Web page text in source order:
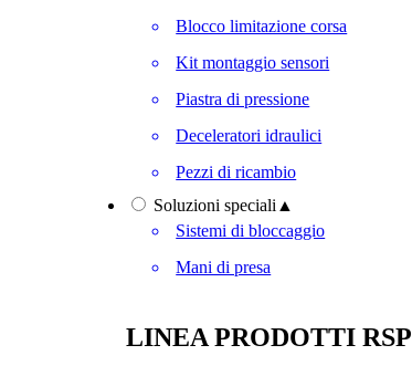
Blocco limitazione corsa
Kit montaggio sensori
Piastra di pressione
Deceleratori idraulici
Pezzi di ricambio
Soluzioni speciali ▲
Sistemi di bloccaggio
Mani di presa
LINEA PRODOTTI RSP